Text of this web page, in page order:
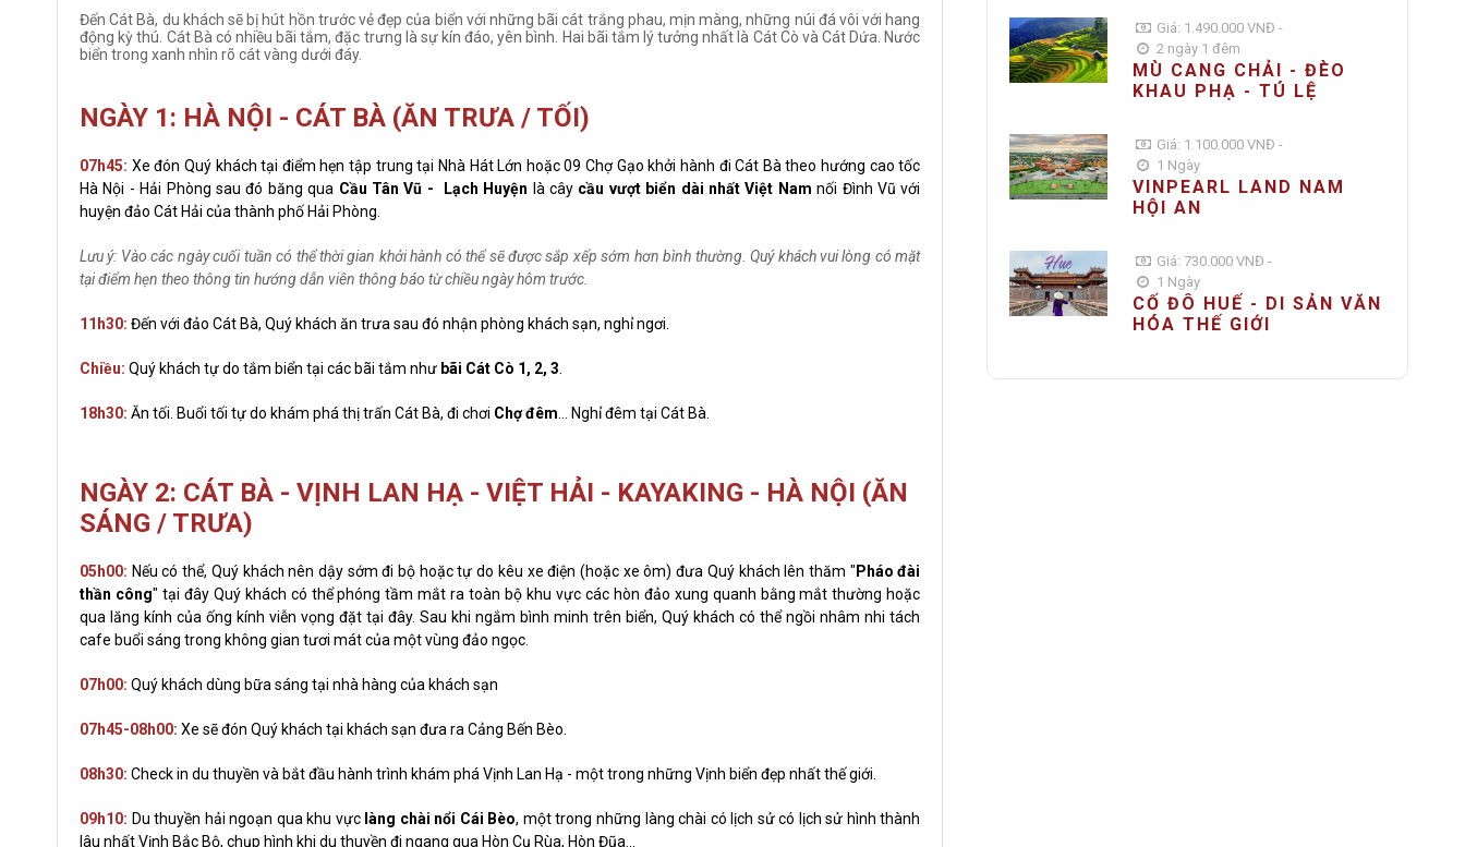
Đến Cát Bà, du khách sẽ bị hút hồn trước vẻ đẹp của biển với những bãi cát trắng phau, mịn màng, những núi đá vôi với hang
động kỳ thú. Cát Bà có nhiều bãi tắm, đặc trưng là sự kín đáo, yên bình. Hai bãi tắm lý tưởng nhất là Cát Cò và Cát Dứa. Nước
biển trong xanh nhìn rõ cát vàng dưới đáy.
NGÀY 1: HÀ NỘI - CÁT BÀ (ĂN TRƯA / TỐI)
07h45: Xe đón Quý khách tại điểm hẹn tập trung tại Nhà Hát Lớn hoặc 09 Chợ Gạo khởi hành đi Cát Bà theo hướng cao tốc
Hà Nội - Hải Phòng sau đó băng qua Cầu Tân Vũ - Lạch Huyện là cây cầu vượt biển dài nhất Việt Nam nối Đình Vũ với
huyện đảo Cát Hải của thành phố Hải Phòng.
Lưu ý: Vào các ngày cuối tuần có thể thời gian khởi hành có thể sẽ được sắp xếp sớm hơn bình thường. Quý khách vui lòng có mặt
tại điểm hẹn theo thông tin hướng dẫn viên thông báo từ chiều ngày hôm trước.
11h30: Đến với đảo Cát Bà, Quý khách ăn trưa sau đó nhận phòng khách sạn, nghỉ ngơi.
Chiều: Quý khách tự do tắm biển tại các bãi tắm như bãi Cát Cò 1, 2, 3
18h30: Ăn tối. Buổi tối tự do khám phá thị trấn Cát Bà, đi chơi Chợ đêm ... Nghỉ đêm tại Cát Bà.
NGÀY 2: CÁT BÀ - VỊNH LAN HẠ - VIỆT HẢI - KAYAKING - HÀ NỘI (ĂN
SÁNG / TRƯA)
05h00: Nếu có thể, Quý khách nên dậy sớm đi bộ hoặc tự do kêu xe điện (hoặc xe ôm) đưa Quý khách lên thăm " Pháo đài
thần công" tại đây Quý khách có thể phóng tầm mắt ra toàn bộ khu vực các hòn đảo xung quanh bằng mắt thường hoặc
qua lăng kính của ống kính viễn vọng đặt tại đây. Sau khi ngắm bình minh trên biển, Quý khách có thể ngồi nhâm nhi tách
cafe buổi sáng trong không gian tươi mát của một vùng đảo ngọc
07h00: Quý khách dùng bữa sáng tại nhà hàng của khách sạn
07h45-08h00: Xe sẽ đón Quý khách tại khách sạn đưa ra Cảng Bến Bèo.
08h30: Check in du thuyền và bắt đầu hành trình khám phá Vịnh Lan Hạ - một trong những Vịnh biển đẹp nhất thế giới.
09h10: Du thuyền hải ngoạn qua khu vực làng chài nổi Cái Bèo, một trong những làng chài có lịch sử có lịch sử hình thành
lâu nhất Vịnh Bắc Bộ, chụp hình khi du thuyền đi ngang qua Hòn Cụ Rùa, Hòn Đũa...
Giá: 1.490.000 VNĐ -
2 ngày 1 đêm
MÙ CANG CHẢI - ĐÈO
KHAU PHẠ - TÚ LỆ
Giá: 1.100.000 VNĐ -
1 Ngày
VINPEARL LAND NAM
HỘI AN
Giá: 730.000 VNĐ -
1 Ngày
CỐ ĐÔ HUẾ - DI SẢN VĂN
HÓA THẾ GIỚI